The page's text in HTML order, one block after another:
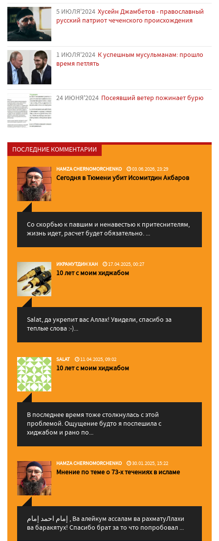
5 ИЮЛЯ'2024 Хусейн Джамбетов - православный
русский патриот чеченского происхождения
1 ИЮЛЯ'2024 К успешным мусульманам: прошло
время петлять
24 ИЮНЯ'2024 Посеявший ветер пожинает бурю
ПОСЛЕДНИЕ КОММЕНТАРИИ
HAMZA CHERNOMORCHENKO 03.06.2026, 23:29
Сегодня в Тюмени убит Исомитдин Акбаров
Со скорбью к павшим и ненавестью к притеснителям,
жизнь идет, расчет будет обязательно. ...
ИКРАМУТДИН ХАН 17.04.2025, 00:27
10 лет с моим хиджабом
Salat, да укрепит вас Аллаx! Увидели, спасибо за
теплые слова :-)...
SALAT 11.04.2025, 09:02
10 лет с моим хиджабом
В последнее время тоже столкнулась с этой
проблемой. Ощущение будто я поспешила с
хиджабом и рано по...
HAMZA CHERNOMORCHENKO 30.01.2025, 15:22
Мнение по теме о 73-х течениях в исламе
إمام احمد إمام , Ва алейкум ассалам ва рахматуЛлахи
ва баракятух! Спасибо брат за то что попробовал ...